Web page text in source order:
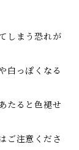
しまう恐れが
白っぽくなる
たると色褪せ
ご注意くださ